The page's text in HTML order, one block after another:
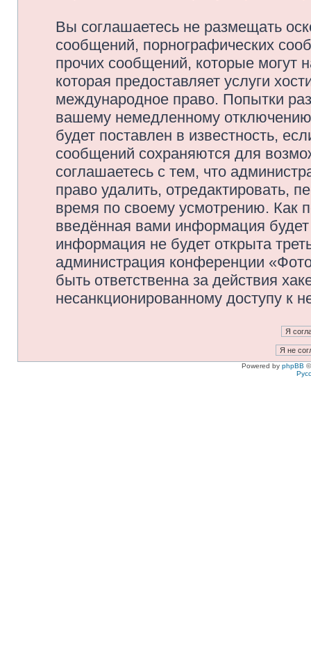
Вы соглашаетесь не размещать
сообщений, порнографических
прочих сообщений, которые могут
которая предоставляет услуги
международное право. Попытки
вашему немедленному
будет поставлен в известность,
сообщений сохраняются для
соглашаетесь с тем, что
право удалить, отредактировать,
время по своему усмотрению. Как
введённая вами информация
информация не будет открыта
администрация конференции
быть ответственна за действия
несанкционированному доступу к
Powered by phpBB